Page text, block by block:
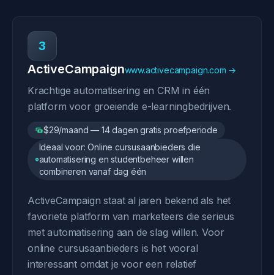
3
ActiveCampaignwww.activecampaign.com →
Krachtige automatisering en CRM in één
platform voor groeiende e-learningbedrijven.
$29/maand — 14 dagen gratis proefperiode
Ideaal voor: Online cursusaanbieders die
automatisering en studentbeheer willen
combineren vanaf dag één
ActiveCampaign staat al jaren bekend als het
favoriete platform van marketeers die serieus
met automatisering aan de slag willen. Voor
online cursusaanbieders is het vooral
interessant omdat je voor een relatief